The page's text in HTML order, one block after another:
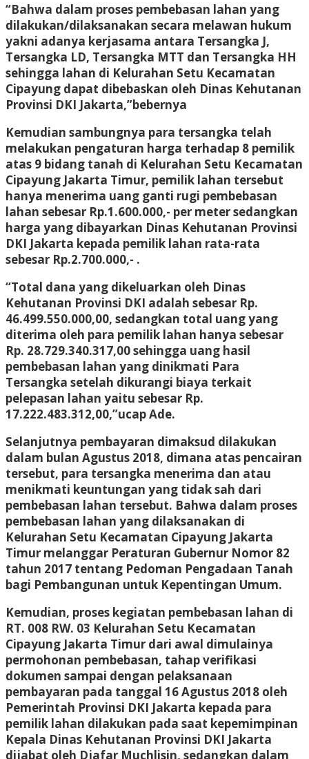
“Bahwa dalam proses pembebasan lahan yang
dilakukan/dilaksanakan secara melawan hukum
yakni adanya kerjasama antara Tersangka J,
Tersangka LD, Tersangka MTT dan Tersangka HH
sehingga lahan di Kelurahan Setu Kecamatan
Cipayung dapat dibebaskan oleh Dinas Kehutanan
Provinsi DKI Jakarta,”bebernya
Kemudian sambungnya para tersangka telah
melakukan pengaturan harga terhadap 8 pemilik
atas 9 bidang tanah di Kelurahan Setu Kecamatan
Cipayung Jakarta Timur, pemilik lahan tersebut
hanya menerima uang ganti rugi pembebasan
lahan sebesar Rp.1.600.000,- per meter sedangkan
harga yang dibayarkan Dinas Kehutanan Provinsi
DKI Jakarta kepada pemilik lahan rata-rata
sebesar Rp.2.700.000,- .
“Total dana yang dikeluarkan oleh Dinas
Kehutanan Provinsi DKI adalah sebesar Rp.
46.499.550.000,00, sedangkan total uang yang
diterima oleh para pemilik lahan hanya sebesar
Rp. 28.729.340.317,00 sehingga uang hasil
pembebasan lahan yang dinikmati Para
Tersangka setelah dikurangi biaya terkait
pelepasan lahan yaitu sebesar Rp.
17.222.483.312,00,”ucap Ade.
Selanjutnya pembayaran dimaksud dilakukan
dalam bulan Agustus 2018, dimana atas pencairan
tersebut, para tersangka menerima dan atau
menikmati keuntungan yang tidak sah dari
pembebasan lahan tersebut. Bahwa dalam proses
pembebasan lahan yang dilaksanakan di
Kelurahan Setu Kecamatan Cipayung Jakarta
Timur melanggar Peraturan Gubernur Nomor 82
tahun 2017 tentang Pedoman Pengadaan Tanah
bagi Pembangunan untuk Kepentingan Umum.
Kemudian, proses kegiatan pembebasan lahan di
RT. 008 RW. 03 Kelurahan Setu Kecamatan
Cipayung Jakarta Timur dari awal dimulainya
permohonan pembebasan, tahap verifikasi
dokumen sampai dengan pelaksanaan
pembayaran pada tanggal 16 Agustus 2018 oleh
Pemerintah Provinsi DKI Jakarta kepada para
pemilik lahan dilakukan pada saat kepemimpinan
Kepala Dinas Kehutanan Provinsi DKI Jakarta
dijabat oleh Djafar Muchlisin, sedangkan dalam